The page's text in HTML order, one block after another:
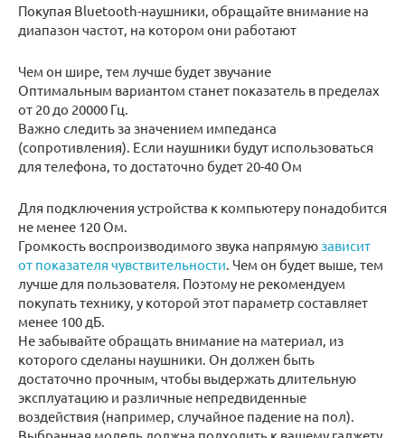
Покупая Bluetooth-наушники, обращайте внимание на
диапазон частот, на котором они работают
Чем он шире, тем лучше будет звучание
Оптимальным вариантом станет показатель в пределах
от 20 до 20000 Гц.
Важно следить за значением импеданса
(сопротивления). Если наушники будут использоваться
для телефона, то достаточно будет 20-40 Ом
Для подключения устройства к компьютеру понадобится
не менее 120 Ом.
Громкость воспроизводимого звука напрямую зависит
от показателя чувствительности . Чем он будет выше, тем
лучше для пользователя. Поэтому не рекомендуем
покупать технику, у которой этот параметр составляет
менее 100 дБ.
Не забывайте обращать внимание на материал, из
которого сделаны наушники. Он должен быть
достаточно прочным, чтобы выдержать длительную
эксплуатацию и различные непредвиденные
воздействия (например, случайное падение на пол).
Выбранная модель должна подходить к вашему гаджету.